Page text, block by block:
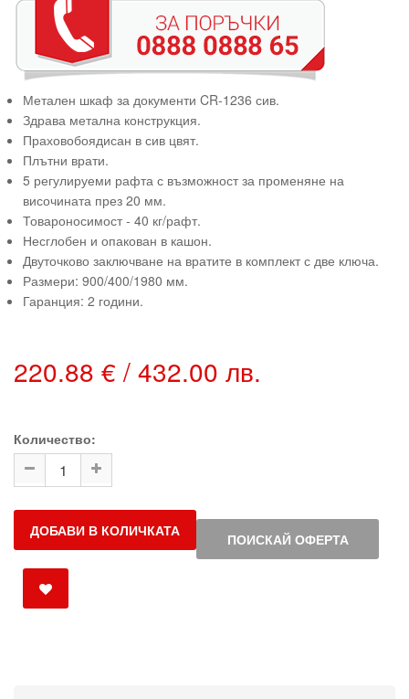
Метален шкаф за документи CR-1236 сив.
Здрава метална конструкция.
Праховобоядисан в сив цвят.
Плътни врати.
5 регулируеми рафта с възможност за променяне на
височината през 20 мм.
Товароносимост - 40 кг/рафт.
Несглобен и опакован в кашон.
Двуточково заключване на вратите в комплект с две ключа.
Размери: 900/400/1980 мм.
Гаранция: 2 години.
220.88 € / 432.00 лв.
Количество:
ДОБАВИ В КОЛИЧКАТА ПОИСКАЙ ОФЕРТА